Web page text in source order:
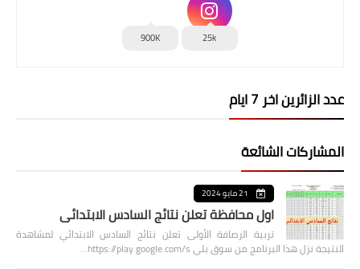
25k
900K
عدد الزائرين اخر 7 ايام
المشاركات الشائعة
21 مايو 2024
اول محافظة تعلن نتائج السادس الابتدائي
تربية الرصافة الأولى تعلن نتائج السادس الابتدائي لمشاهدة
النتيجة نزل هذا البرنامج من سوق بلي https://play.google.com/s…